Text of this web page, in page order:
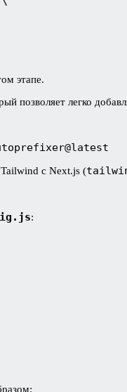
этапе.
легко
с Next.js (
: